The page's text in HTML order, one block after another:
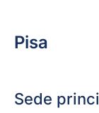
Pisa
Sede